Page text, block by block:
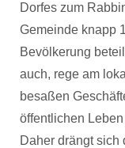
Dorfes zum
Gemeinde knapp
Bevölkerung
auch, rege am
besaßen
öffentlichen
Daher drängt sich